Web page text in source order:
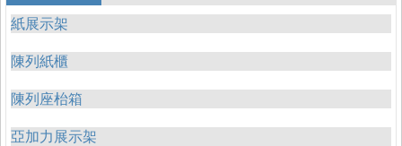
紙展示架
陳列紙櫃
陳列座枱箱
亞加力展示架